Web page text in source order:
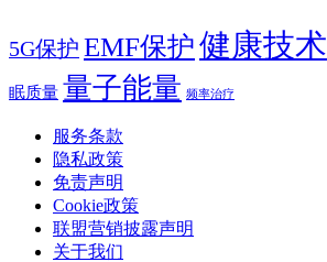
5G保护 EMF保护健康技术
眠质量 量子能量 频率治疗
服务条款
隐私政策
免责声明
Cookie政策
联盟营销披露声明
关于我们